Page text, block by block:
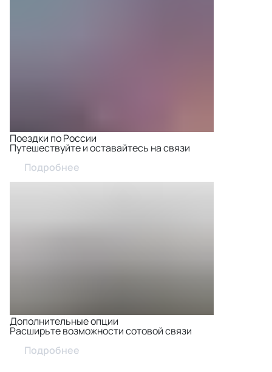
Поездки по России
Путешествуйте и оставайтесь на связи
Подробнее
Дополнительные опции
Расширьте возможности сотовой связи
Подробнее